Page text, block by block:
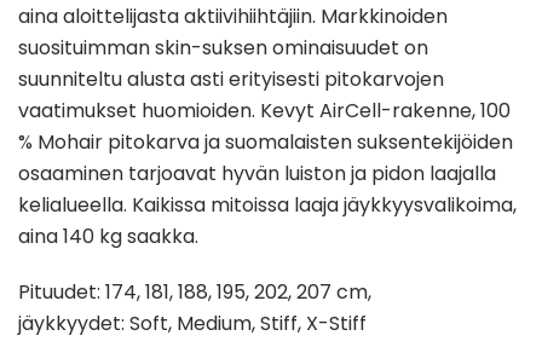
aina aloittelijasta aktiivihiihtäjiin. Markkinoiden
suosituimman skin-suksen ominaisuudet on
suunniteltu alusta asti erityisesti pitokarvojen
vaatimukset huomioiden. Kevyt AirCell-rakenne, 100
% Mohair pitokarva ja suomalaisten suksentekijöiden
osaaminen tarjoavat hyvän luiston ja pidon laajalla
kelialueella. Kaikissa mitoissa laaja jäykkyysvalikoima,
aina 140 kg saakka.
Pituudet: 174, 181, 188, 195, 202, 207 cm,
jäykkyydet: Soft, Medium, Stiff, X-Stiff